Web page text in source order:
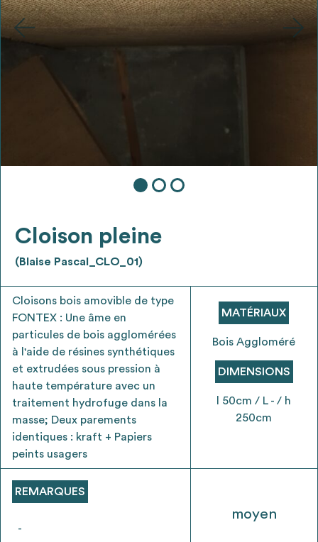
4
Ajouter les matériaux intéressants à " ma
Transmettre sa liste de manifestation
pour l’utiliser comme un outil d’aide à la
conception de projet
5
stratégies de récupérations
envisageables
* Attention, l’ajout des matériaux à sa liste et son envoi ne
vaut aucunement réservation.
voirFAQ
Cloison pleine
(Blaise Pascal_CLO_01)
Cloisons bois amovible de type
FONTEX : Une âme en
particules de bois agglomérées
à l'aide de résines synthétiques
et extrudées sous pression à
haute température avec un
traitement hydrofuge dans la
masse; Deux parements
identiques : kraft + Papiers
peints usagers
REMARQUES
-
MATÉRIAUX
Bois Aggloméré
DIMENSIONS
l 50cm / L - / h
250cm
moyen